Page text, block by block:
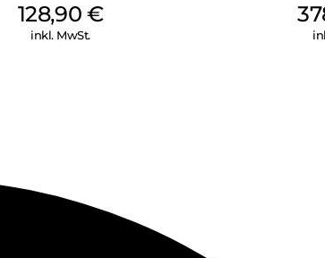
128,90 €
inkl. MwSt.